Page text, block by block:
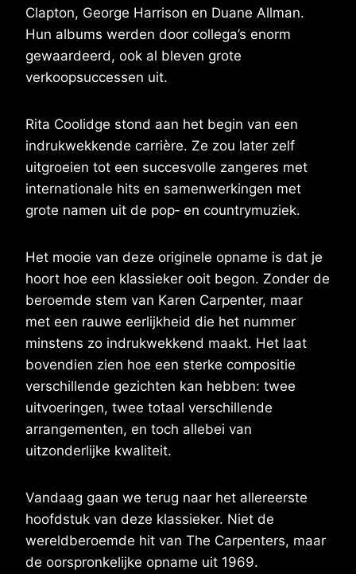
Clapton, George Harrison en Duane Allman.
Hun albums werden door collega’s enorm
gewaardeerd, ook al bleven grote
verkoopsuccessen uit.
Rita Coolidge stond aan het begin van een
indrukwekkende carrière. Ze zou later zelf
uitgroeien tot een succesvolle zangeres met
internationale hits en samenwerkingen met
grote namen uit de pop‑ en countrymuziek.
Het mooie van deze originele opname is dat je
hoort hoe een klassieker ooit begon. Zonder de
beroemde stem van Karen Carpenter, maar
met een rauwe eerlijkheid die het nummer
minstens zo indrukwekkend maakt. Het laat
bovendien zien hoe een sterke compositie
verschillende gezichten kan hebben: twee
uitvoeringen, twee totaal verschillende
arrangementen, en toch allebei van
uitzonderlijke kwaliteit.
Vandaag gaan we terug naar het allereerste
hoofdstuk van deze klassieker. Niet de
wereldberoemde hit van The Carpenters, maar
de oorspronkelijke opname uit 1969.